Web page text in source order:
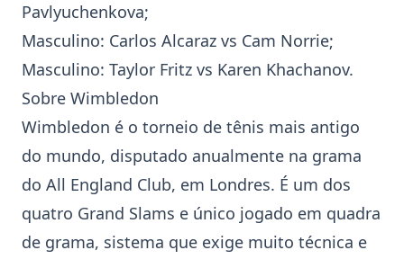
Pavlyuchenkova;
Masculino: Carlos Alcaraz vs Cam Norrie;
Masculino: Taylor Fritz vs Karen Khachanov.
Sobre Wimbledon
Wimbledon é o torneio de tênis mais antigo
do mundo, disputado anualmente na grama
do All England Club, em Londres. É um dos
quatro Grand Slams e único jogado em quadra
de grama, sistema que exige muito técnica e